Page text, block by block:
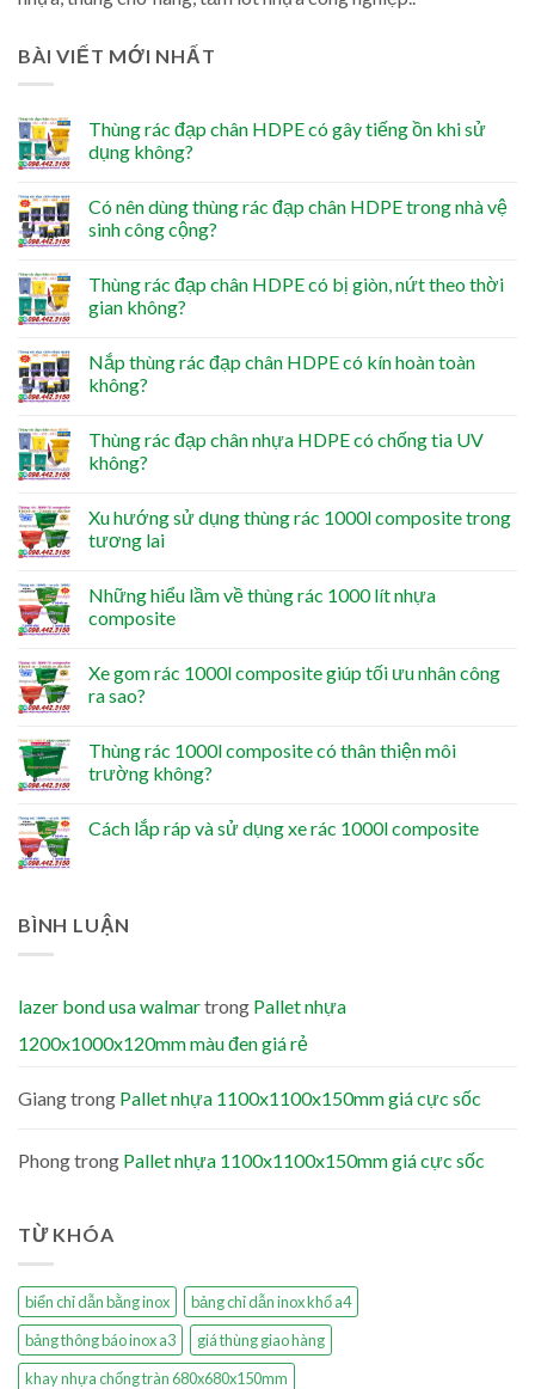
BÀI VIẾT MỚI NHẤT
Thùng rác đạp chân HDPE có gây tiếng ồn khi sử
dụng không?
Có nên dùng thùng rác đạp chân HDPE trong nhà vệ
sinh công cộng?
Thùng rác đạp chân HDPE có bị giòn, nứt theo thời
gian không?
Nắp thùng rác đạp chân HDPE có kín hoàn toàn
không?
Thùng rác đạp chân nhựa HDPE có chống tia UV
không?
Xu hướng sử dụng thùng rác 1000l composite trong
tương lai
Những hiểu lầm về thùng rác 1000 lít nhựa
composite
Xe gom rác 1000l composite giúp tối ưu nhân công
ra sao?
Thùng rác 1000l composite có thân thiện môi
trường không?
Cách lắp ráp và sử dụng xe rác 1000l composite
BÌNH LUẬN
lazer bond usa walmartrong Pallet nhựa
1200x1000x120mm màu đen giá rẻ
Giangtrong Pallet nhựa 1100x1100x150mm giá cực sốc
Phongtrong Pallet nhựa 1100x1100x150mm giá cực sốc
TỪ KHÓA
biển chỉ dẫn bằng inox
bảng chỉ dẫn inox khổ a4
bảng thông báo inox a3
giá thùng giao hàng
khay nhựa chống tràn 680x680x150mm